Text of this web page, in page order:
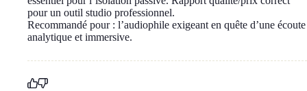
pour un outil studio professionnel.
Recommandé pour : l’audiophile exigeant en quête d’une écoute
analytique et immersive.